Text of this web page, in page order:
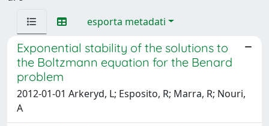
esporta metadati
Exponential stability of the solutions to
the Boltzmann equation for the Benard
problem
2012-01-01 Arkeryd, L; Esposito, R; Marra, R; Nouri,
A